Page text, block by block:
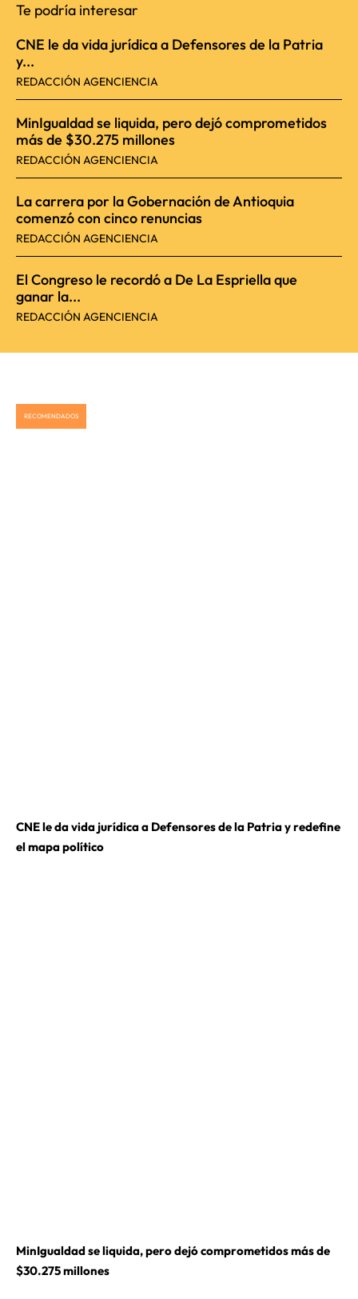
Te podría interesar
CNE le da vida jurídica a Defensores de la Patria
y...
REDACCIÓN AGENCIENCIA
MinIgualdad se liquida, pero dejó comprometidos
más de $30.275 millones
REDACCIÓN AGENCIENCIA
La carrera por la Gobernación de Antioquia
comenzó con cinco renuncias
REDACCIÓN AGENCIENCIA
El Congreso le recordó a De La Espriella que
ganar la...
REDACCIÓN AGENCIENCIA
RECOMENDADOS
CNE le da vida jurídica a Defensores de la Patria y redefine
el mapa político
MinIgualdad se liquida, pero dejó comprometidos más de
$30.275 millones